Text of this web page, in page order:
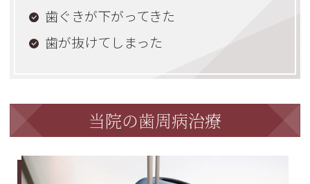
歯ぐきが下がってきた
歯が抜けてしまった
当院の歯周病治療